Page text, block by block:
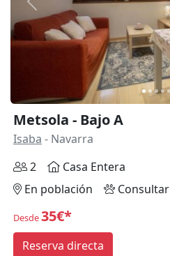
Anterior
Metsola - Bajo A
Isaba - Navarra
2
Casa Entera
En población
Consultar
Desde35€*
Reserva directa